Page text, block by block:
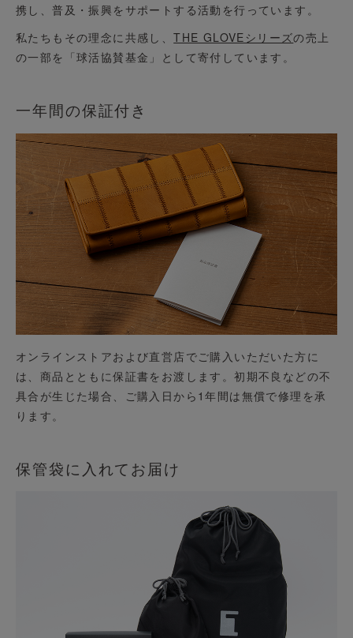
携し、普及・振興をサポートする活動を行っています。
私たちもその理念に共感し、THE GLOVEシリーズの売上
の一部を「球活協賛基金」として寄付しています。
一年間の保証付き
オンラインストアおよび直営店でご購入いただいた方に
は、商品とともに保証書をお渡します。初期不良などの不
具合が生じた場合、ご購入日から1年間は無償で修理を承
ります。
保管袋に入れてお届け